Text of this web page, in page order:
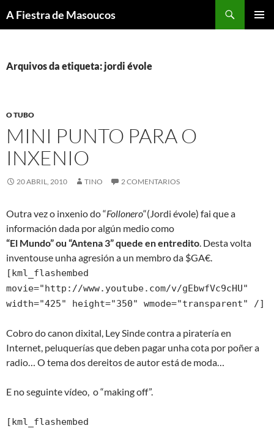
aoA Fiestra de Masoucos
Arquivos da etiqueta: jordi évole
O TUBO
MINI PUNTO PARA O
INXENIO
20 ABRIL, 2010 TINO 2 COMENTARIOS
Outra vez o inxenio do “Follonero“(Jordi évole) fai que a
información dada por algún medio como
“El Mundo” ou “Antena 3” quede en entredito. Desta volta
inventouse unha agresión a un membro da $GA€.
[kml_flashembed
movie="http://www.youtube.com/v/gEbwfVc9cHU"
width="425" height="350" wmode="transparent" /]
Cobro do canon dixital, Ley Sinde contra a piratería en
Internet, peluquerías que deben pagar unha cota por poñer a
radio… O tema dos dereitos de autor está de moda…
E no seguinte vídeo, o “making off”.
[kml_flashembed